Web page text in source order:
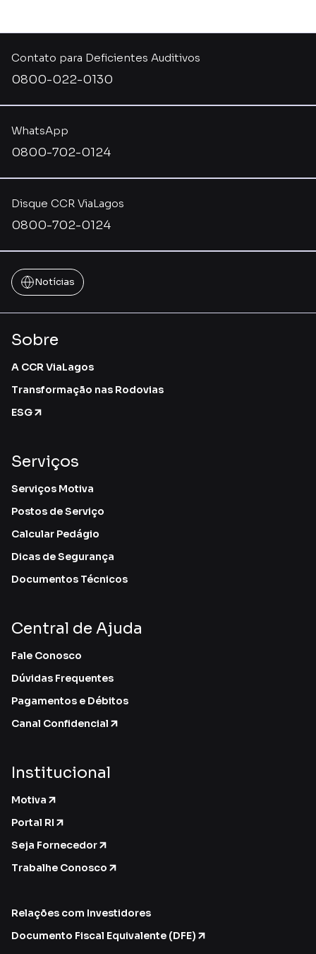
Disque CCR ViaLagos
0800-702-0124
Contato para Deficientes Auditivos
0800-022-0130
WhatsApp
0800-702-0124
Notícias
Sobre
A CCR ViaLagos
Transformação nas Rodovias
ESG
Serviços
Serviços Motiva
Postos de Serviço
Calcular Pedágio
Dicas de Segurança
Documentos Técnicos
Central de Ajuda
Fale Conosco
Dúvidas Frequentes
Pagamentos e Débitos
Canal Confidencial
Institucional
Motiva
Portal RI
Seja Fornecedor
Trabalhe Conosco
Relações com Investidores
Documento Fiscal Equivalente (DFE)